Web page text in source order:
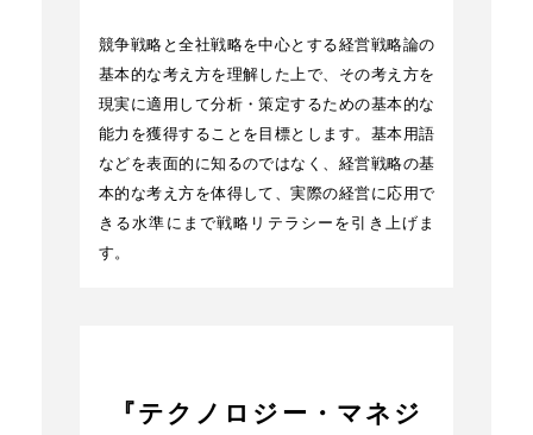
競争戦略と全社戦略を中心とする経営戦略論の
基本的な考え方を理解した上で、その考え方を
現実に適用して分析・策定するための基本的な
能力を獲得することを目標とします。基本用語
などを表面的に知るのではなく、経営戦略の基
本的な考え方を体得して、実際の経営に応用で
きる水準にまで戦略リテラシーを引き上げま
す。
『テクノロジー・マネジ